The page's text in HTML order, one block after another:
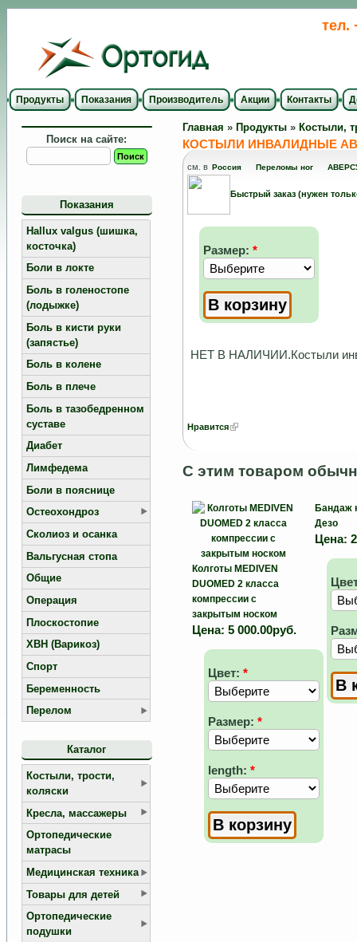
тел.
Продукты Показания Производитель Акции Контакты
Поиск на сайте:
Показания
Hallux valgus (шишка,
косточка)
Боли в локте
Боль в голеностопе
(лодыжке)
Боль в кисти руки
(запястье)
Боль в колене
Боль в плече
Боль в тазобедренном
суставе
Диабет
Лимфедема
Боли в пояснице
Остеохондроз
Сколиоз и осанка
Вальгусная стопа
Общие
Операция
Плоскостопие
ХВН (Варикоз)
Спорт
Беременность
Перелом
Каталог
Костыли, трости,
коляски
Кресла, массажеры
Ортопедические
матрасы
Медицинская техника
Товары для детей
Ортопедические
подушки
Главная » Продукты » Костыли,
КОСТЫЛИ ИНВАЛИДНЫЕ
см. в Россия Переломы ног
Быстрый заказ (нужен
НЕТ В НАЛИЧИИ.Костыли
Размер: *
Нравится
С этим товаром
Колготы MEDIVEN
DUOMED 2 класса
компрессии с
закрытым носком
Цена: 5 000.00руб.
Цвет: *
Размер: *
length: *
Бандаж
Дезо
Цена: